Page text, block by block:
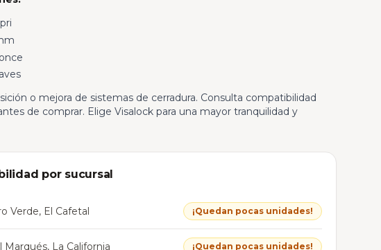
o mejora de sistemas de cerradura. Consulta compatibilidad
de comprar. Elige Visalock para una mayor tranquilidad y
por sucursal
Verde, El Cafetal ¡Quedan pocas unidades!
Marqués, La California ¡Quedan pocas unidades!